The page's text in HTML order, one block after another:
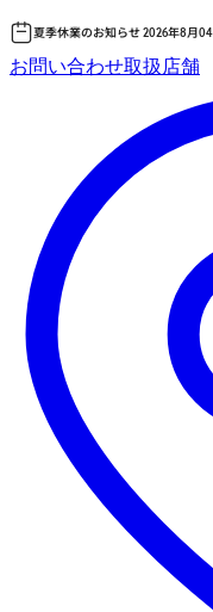
ン
ス
キッ
夏季休業のお知らせ 2026年8月
お問い合わせ取扱店舗